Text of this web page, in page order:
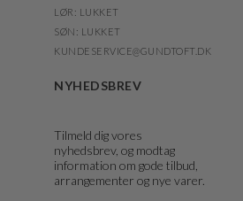
LØR: LUKKET
SØN: LUKKET
KUNDESERVICE@GUNDTOFT.DK
NYHEDSBREV
Tilmeld dig vores
nyhedsbrev, og modtag
information om gode tilbud,
arrangementer og nye varer.